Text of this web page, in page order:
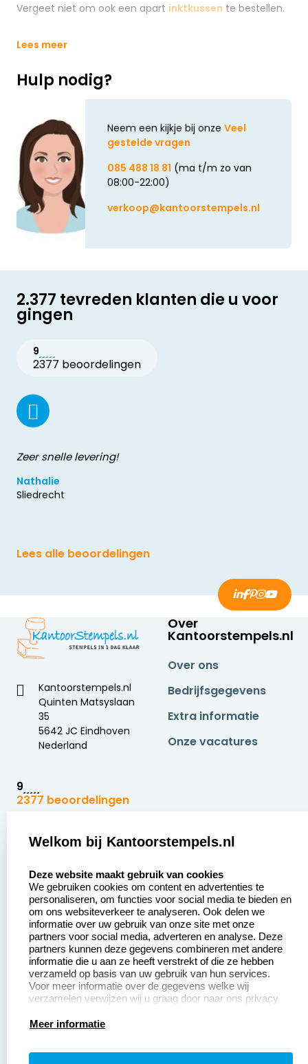
Vergeet niet om ook een apart inktkussen te bestellen.
Lees meer
Hulp nodig?
Neem een kijkje bij onze Veel
gestelde vragen
085 488 18 81 (ma t/m zo van
08:00-22:00)
verkoop@kantoorstempels.nl
2.377 tevreden klanten die u voor
gingen
9
2377 beoordelingen
Zeer snelle levering!
Nathalie
Sliedrecht
Lees alle beoordelingen
Kantoorstempels.nl
Quinten Matsyslaan
35
5642 JC Eindhoven
Nederland
9
2377 beoordelingen
Over
Kantoorstempels.nl
Over ons
Bedrijfsgegevens
Extra informatie
Onze vacatures
Zakelijk:
Aanvraag op maat
Betaling &
Verzending
Wederverkoper
worden
Sale
Klantenservice:
Contact opnemen
Veel gestelde vragen
Retourneren
Herroepingsrecht
Productinformatie:
Instructiepagina
Welkom bij Kantoorstempels.nl
Deze website maakt gebruik van cookies
We gebruiken cookies om content en advertenties te
personaliseren, om functies voor social media te bieden en
om ons websiteverkeer te analyseren. Ook delen we
informatie over uw gebruik van onze site met onze
partners voor social media, adverteren en analyse. Deze
partners kunnen deze gegevens combineren met andere
informatie die u aan ze heeft verstrekt of die ze hebben
verzameld op basis van uw gebruik van hun services.
Voor meer informatie over de gegevens welke wij
verzamelen verwijzen wij u graag door naar ons privacy
Meer informatie